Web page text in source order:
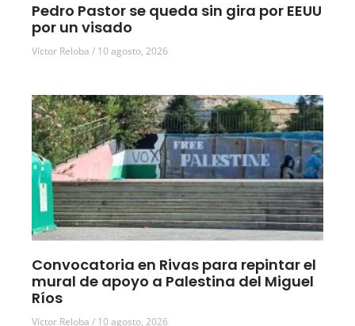
Pedro Pastor se queda sin gira por EEUU
por un visado
Víctor Reloba 10 agosto, 2026
Convocatoria en Rivas para repintar el
mural de apoyo a Palestina del Miguel
Ríos
Víctor Reloba 10 agosto, 2026